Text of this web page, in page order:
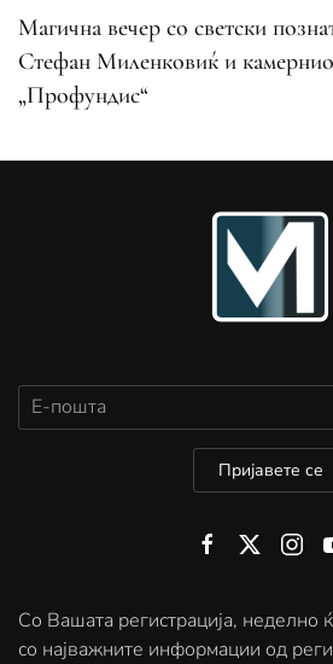
Магична вечер со светски
Стефан Миленковиќ и
„Профундис“
Пријавете се
Со Вашата регистрација, неделно
со најважните информации од